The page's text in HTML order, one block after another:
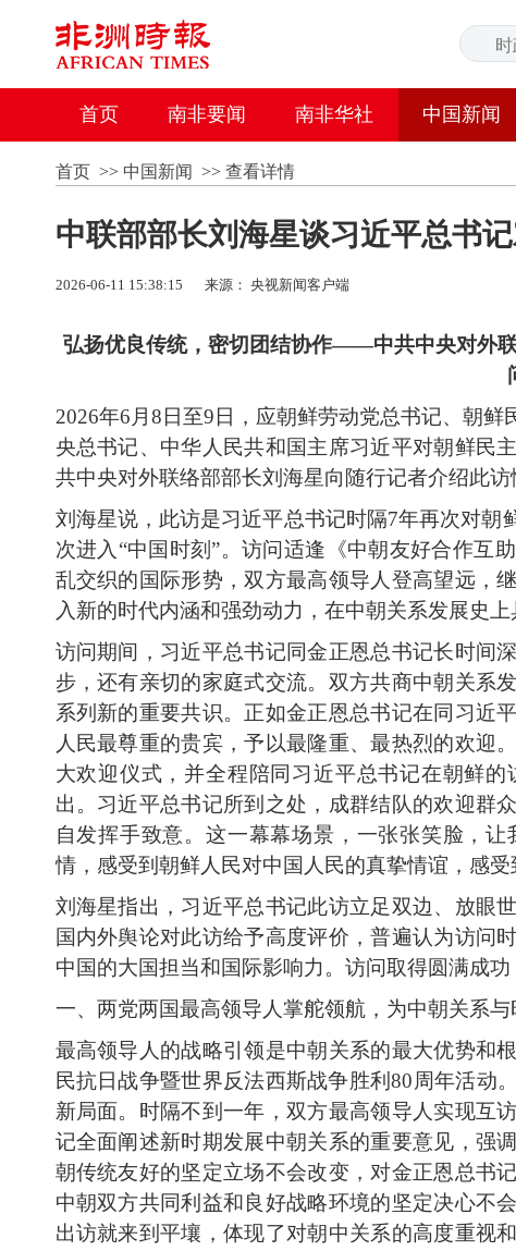
首页 南非要闻 南非华社 中国新闻
首页>> 中国新闻 >> 查看详情
中联部部长刘海星谈习近平总书
2026-06-11 15:38:15 来源： 央视新闻客户端
弘扬优良传统，密切团结协作——中共中央对外
2026年6月8日至9日，应朝鲜劳动党总书记、朝
央总书记、中华人民共和国主席习近平对朝鲜民
共中央对外联络部部长刘海星向随行记者介绍此访
刘海星说，此访是习近平总书记时隔7年再次对
次进入“中国时刻”。访问适逢《中朝友好合作互
乱交织的国际形势，双方最高领导人登高望远，
入新的时代内涵和强劲动力，在中朝关系发展史上
访问期间，习近平总书记同金正恩总书记长时间
步，还有亲切的家庭式交流。双方共商中朝关系
系列新的重要共识。正如金正恩总书记在同习近
人民最尊重的贵宾，予以最隆重、最热烈的欢迎
大欢迎仪式，并全程陪同习近平总书记在朝鲜
出。习近平总书记所到之处，成群结队的欢迎群
自发挥手致意。这一幕幕场景，一张张笑脸，
情，感受到朝鲜人民对中国人民的真挚情谊，感
刘海星指出，习近平总书记此访立足双边、放眼
国内外舆论对此访给予高度评价，普遍认为访问
中国的大国担当和国际影响力。访问取得圆满成功
一、两党两国最高领导人掌舵领航，为中朝关系
最高领导人的战略引领是中朝关系的最大优势和
民抗日战争暨世界反法西斯战争胜利80周年活动
新局面。时隔不到一年，双方最高领导人实现互
记全面阐述新时期发展中朝关系的重要意见，强
朝传统友好的坚定立场不会改变，对金正恩总书
中朝双方共同利益和良好战略环境的坚定决心不
出访就来到平壤，体现了对朝中关系的高度重视